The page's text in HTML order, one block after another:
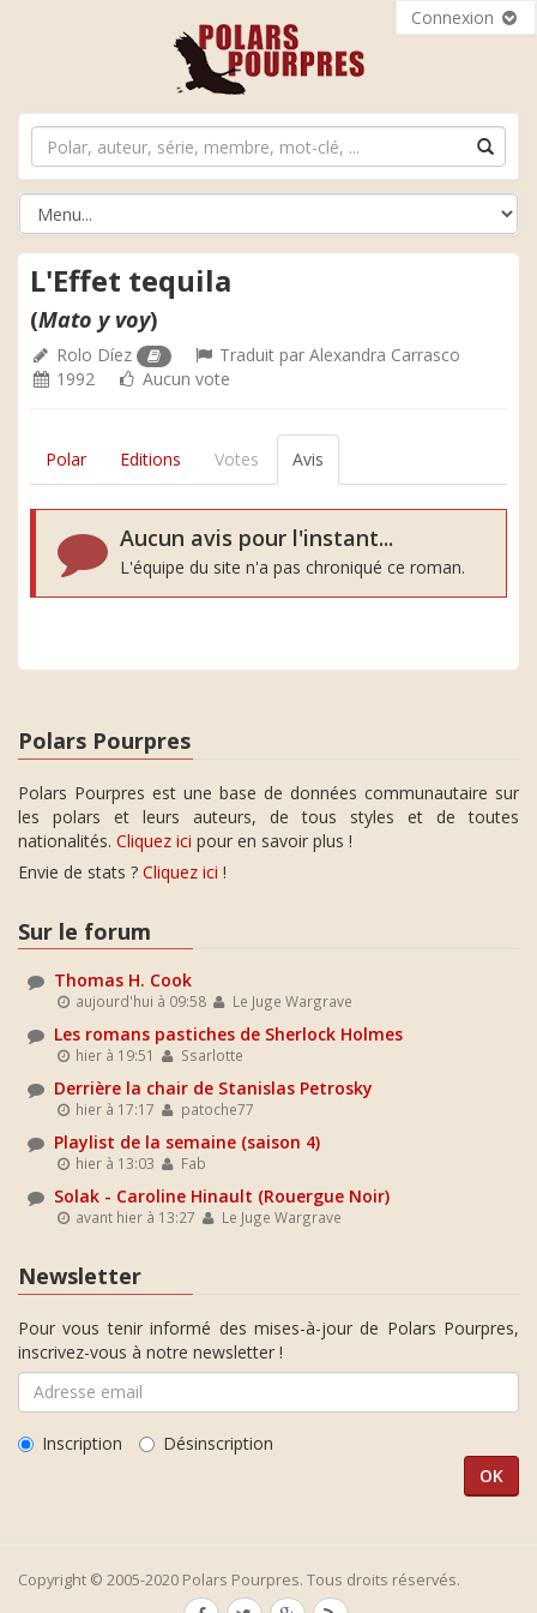
Connexion
L'Effet tequila
(Mato y voy)
Rolo Díez Traduit parAlexandra Carrasco
1992
Aucun vote
Polar Editions Votes Avis
Aucun avis pour l'instant...
L'équipe du site n'a pas chroniqué ce roman.
Polars Pourpres
Polars Pourpres est une base de données communautaire sur
les polars et leurs auteurs, de tous styles et de toutes
nationalités. Cliquez ici pour en savoir plus !
Envie de stats ? Cliquez ici !
Sur le forum
Thomas H. Cook
aujourd'hui à 09:58 Le Juge Wargrave
Les romans pastiches de Sherlock Holmes
hier à 19:51 Ssarlotte
Derrière la chair de Stanislas Petrosky
hier à 17:17 patoche77
Playlist de la semaine (saison 4)
hier à 13:03 Fab
Solak - Caroline Hinault (Rouergue Noir)
avant hier à 13:27 Le Juge Wargrave
Newsletter
Pour vous tenir informé des mises-à-jour de Polars Pourpres,
inscrivez-vous à notre newsletter !
Inscription Désinscription
Copyright © 2005-2020 Polars Pourpres. Tous droits réservés.